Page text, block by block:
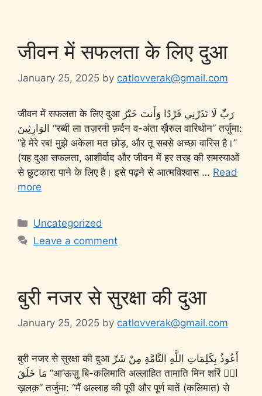
जीवन में सफलता के लिए दुआ
January 25, 2025 by catlovverak@gmail.com
जीवन में सफलता के लिए दुआ رَبِّ لَا تَذَرْنِي فَرْدًا وَأَنتَ خَيْرُ
الوَارِثِينَ “रब्बी ला तज़रनी फ़र्दन व-अंता ख़ैरुल वारिथीन” तर्जुमा:
“हे मेरे रब! मुझे अकेला मत छोड़, और तू सबसे अच्छा वारिस है।”
(यह दुआ सफलता, आशीर्वाद और जीवन में हर तरह की समस्याओं
से छुटकारा पाने के लिए है। इसे पढ़ने से आत्मविश्वास … Read
more
Uncategorized
Leave a comment
बुरी नजर से सुरक्षा की दुआ
January 25, 2025 by catlovverak@gmail.com
बुरी नजर से सुरक्षा की दुआ أَعُوذُ بِكَلِمَاتِ اللَّهِ التَّامَّةِ مِنْ شَرِّ
مَا خَلَقَ “आ’ऊज़ु बि-कलिमाति अल्लाहित तामाति मिन शर्रि मَا
ख़लक़” तर्जुमा: “मैं अल्लाह की पूरी और पूर्ण बातें (कलिमात) से